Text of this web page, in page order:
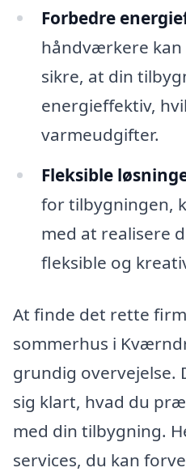
Forbedre
håndværkere
sikre, at din
energieffektiv,
varmeudgifter.
Fleksible
for tilbygningen,
med at realisere
fleksible og
At finde det rette
sommerhus i
grundig overvejelse.
sig klart, hvad du
med din tilbygning.
services, du kan